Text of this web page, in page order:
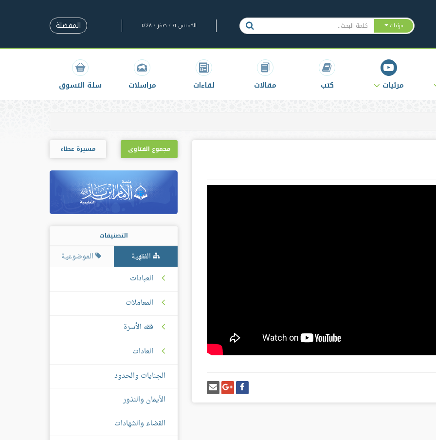
مرئيات الخميس ٢١ / صفر / ١٤٤٨ المفضلة
مرئيات كتب مقالات لقاءات مراسلات سلة التسوق
شارك
على
فيسبوك
شارك
على
غوغل
بلس
إرسل
إيميل
مجموع الفتاوى مسيرة عطاء
التصنيفات
الفقهية
الموضوعية
العبادات
المعاملات
فقه الأسرة
العادات
الجنايات والحدود
الأيمان والنذور
القضاء والشهادات